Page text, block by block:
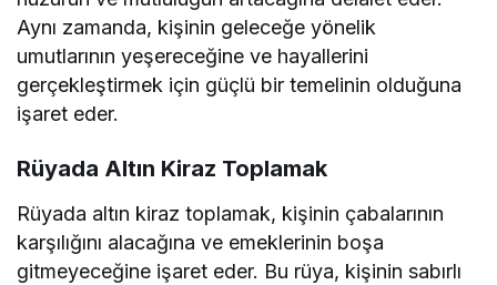
Aynı zamanda, kişinin geleceğe yönelik
umutlarının yeşereceğine ve hayallerini
gerçekleştirmek için güçlü bir temelinin olduğuna
işaret eder.
Rüyada Altın Kiraz Toplamak
Rüyada altın kiraz toplamak, kişinin çabalarının
karşılığını alacağına ve emeklerinin boşa
gitmeyeceğine işaret eder. Bu rüya, kişinin sabırlı